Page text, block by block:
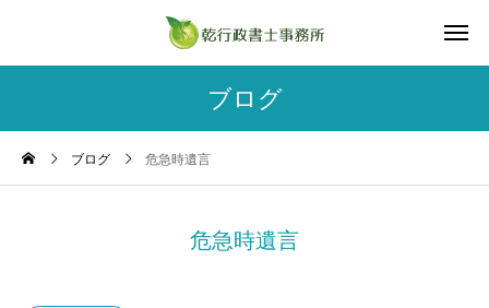
ブログ
ブログ 危急時遺言
危急時遺言